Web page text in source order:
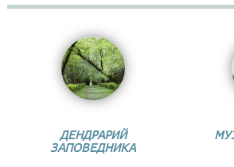
ДЕНДРАРИЙ
ЗАПОВЕДНИКА